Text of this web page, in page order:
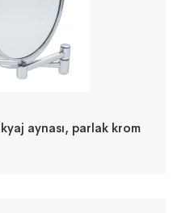
aynası, parlak krom